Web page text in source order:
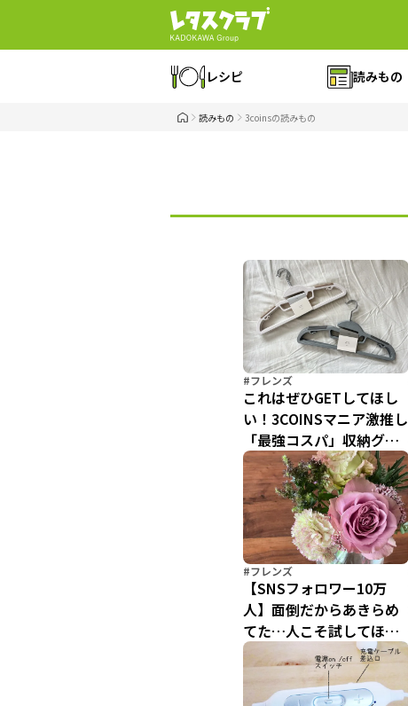
レシピ 読みもの
読みもの 3coinsの読みもの
#フレンズ
これはぜひGETしてほし
い！3COINSマニア激推し
「最強コスパ」収納グッ
ズ２選
#フレンズ
【SNSフォロワー10万
人】面倒だからあきらめ
てた…人こそ試してほし
い！ワンコインで花のあ
る暮らし【500円で幸せに
なってみた】